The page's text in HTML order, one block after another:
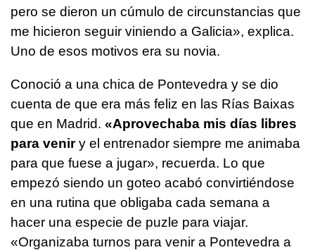
pero se dieron un cúmulo de circunstancias que
me hicieron seguir viniendo a Galicia», explica.
Uno de esos motivos era su novia.
Conoció a una chica de Pontevedra y se dio
cuenta de que era más feliz en las Rías Baixas
que en Madrid. «Aprovechaba mis días libres
para veniry el entrenador siempre me animaba
para que fuese a jugar», recuerda. Lo que
empezó siendo un goteo acabó convirtiéndose
en una rutina que obligaba cada semana a
hacer una especie de puzle para viajar.
«Organizaba turnos para venir a Pontevedra a